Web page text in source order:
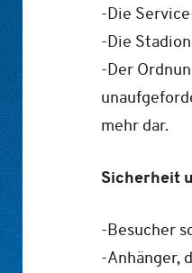
-Die
-Die
-Der
mehr dar.
Sicherheit
-Besucher
-Anhänger,